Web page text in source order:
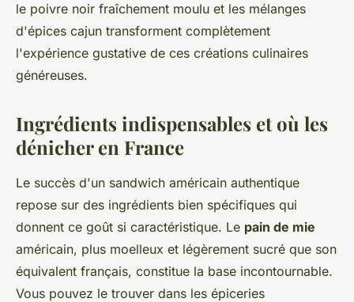
le poivre noir fraîchement moulu et les mélanges
d'épices cajun transforment complètement
l'expérience gustative de ces créations culinaires
généreuses.
Ingrédients indispensables et où les
dénicher en France
Le succès d'un sandwich américain authentique
repose sur des ingrédients bien spécifiques qui
donnent ce goût si caractéristique. Le pain de mie
américain, plus moelleux et légèrement sucré que son
équivalent français, constitue la base incontournable.
Vous pouvez le trouver dans les épiceries